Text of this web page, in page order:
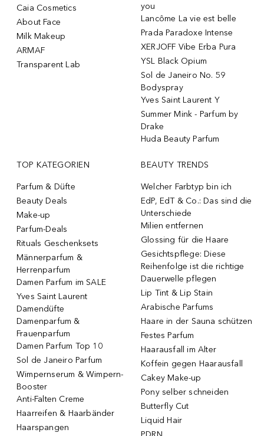
Caia Cosmetics
About Face
Milk Makeup
ARMAF
Transparent Lab
you
Lancôme La vie est belle
Prada Paradoxe Intense
XERJOFF Vibe Erba Pura
YSL Black Opium
Sol de Janeiro No. 59
Bodyspray
Yves Saint Laurent Y
Summer Mink - Parfum by
Drake
Huda Beauty Parfum
TOP KATEGORIEN
Parfum & Düfte
Beauty Deals
Make-up
Parfum-Deals
Rituals Geschenksets
Männerparfum &
Herrenparfum
Damen Parfum im SALE
Yves Saint Laurent
Damendüfte
Damenparfum &
Frauenparfum
Damen Parfum Top 10
Sol de Janeiro Parfum
Wimpernserum & Wimpern-
Booster
Anti-Falten Creme
Haarreifen & Haarbänder
Haarspangen
BEAUTY TRENDS
Welcher Farbtyp bin ich
EdP, EdT & Co.: Das sind die
Unterschiede
Milien entfernen
Glossing für die Haare
Gesichtspflege: Diese
Reihenfolge ist die richtige
Dauerwelle pflegen
Lip Tint & Lip Stain
Arabische Parfums
Haare in der Sauna schützen
Festes Parfum
Haarausfall im Alter
Koffein gegen Haarausfall
Cakey Make-up
Pony selber schneiden
Butterfly Cut
Liquid Hair